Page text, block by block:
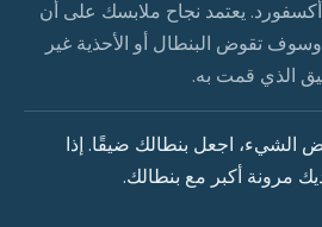
يعتمد نجاح ملابسك على أن
تقوض البنطال أو الأحذية غير
الذي قمت به.
الشيء، اجعل بنطالك ضيقًا. إذا
مرونة أكبر مع بنطالك.